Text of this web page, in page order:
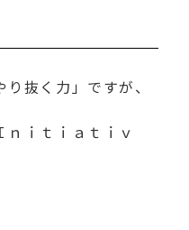
抜く力」ですが、
ｎｉｔｉａｔｉｖ